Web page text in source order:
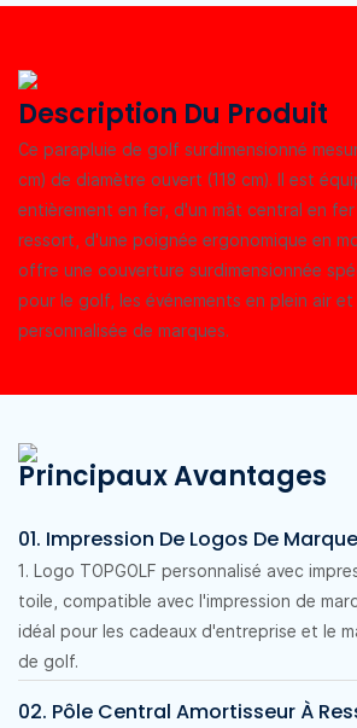
Description Du Produit
Ce parapluie de golf surdimensionné
cm) de diamètre ouvert (118 cm).
Il est
entièrement en fer, d'un mât central en
ressort, d'une poignée ergonomique en
offre une couverture surdimensionnée
pour le golf, les événements en plein air
personnalisée de marques.
Principaux Avantages
01. Impression De Logos De
1. Logo TOPGOLF personnalisé avec
toile, compatible avec l'impression de
idéal pour les cadeaux d'entreprise et le
de golf.
02. Pôle Central Amortisseur À